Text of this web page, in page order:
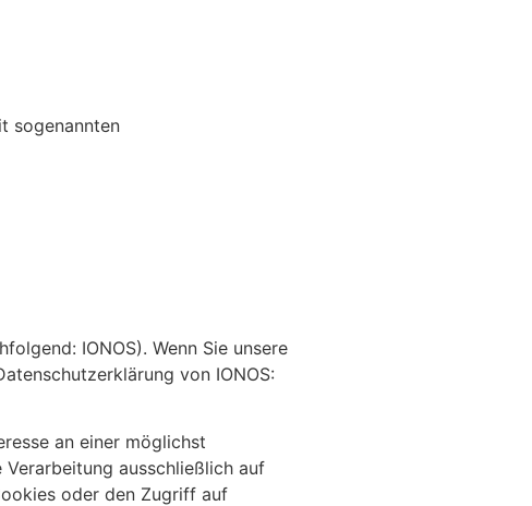
sogenannten
IONOS). Wenn Sie unsere
von IONOS:
an einer möglichst
ausschließlich auf
oder den Zugriff auf